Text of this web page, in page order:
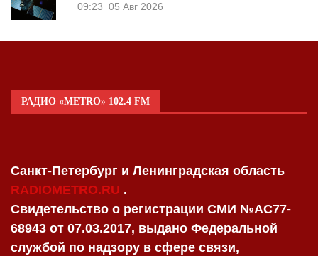
09:23 05 Авг 2026
РАДИО «METRO» 102.4 FM
Санкт-Петербург и Ленинградская область
RADIOMETRO.RU .
Свидетельство о регистрации СМИ №AC77-
68943 от 07.03.2017, выдано Федеральной
службой по надзору в сфере связи,